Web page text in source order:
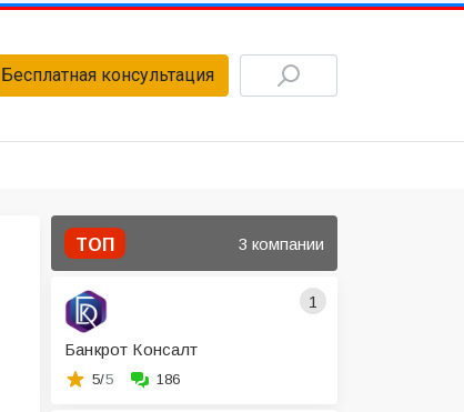
Бесплатная консультация
ТОП 3 компании
1
Банкрот Консалт
5/5 186